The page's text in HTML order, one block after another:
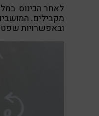
לאחר הכינוס
מקבילים.
ובאפשרויות